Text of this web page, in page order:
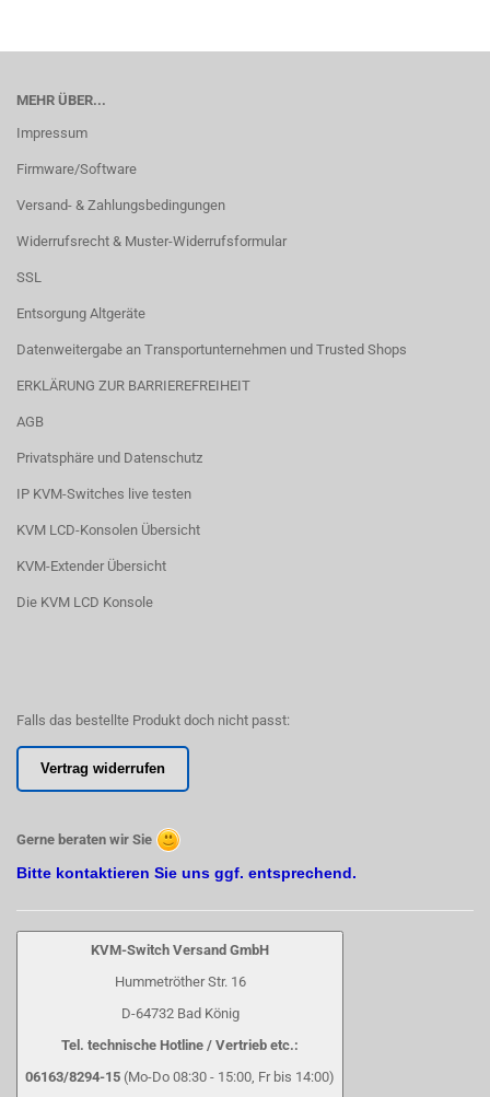
MEHR ÜBER...
Impressum
Firmware/Software
Versand- & Zahlungsbedingungen
Widerrufsrecht & Muster-Widerrufsformular
SSL
Entsorgung Altgeräte
Datenweitergabe an Transportunternehmen und Trusted Shops
ERKLÄRUNG ZUR BARRIEREFREIHEIT
AGB
Privatsphäre und Datenschutz
IP KVM-Switches live testen
KVM LCD-Konsolen Übersicht
KVM-Extender Übersicht
Die KVM LCD Konsole
Falls das bestellte Produkt doch nicht passt:
Vertrag widerrufen
Gerne beraten wir Sie
Bitte kontaktieren Sie uns ggf. entsprechend.
KVM-Switch Versand GmbH
Hummetröther Str. 16
D-64732 Bad König
Tel. technische Hotline / Vertrieb etc.:
06163/8294-15 (Mo-Do 08:30 - 15:00, Fr bis 14:00)